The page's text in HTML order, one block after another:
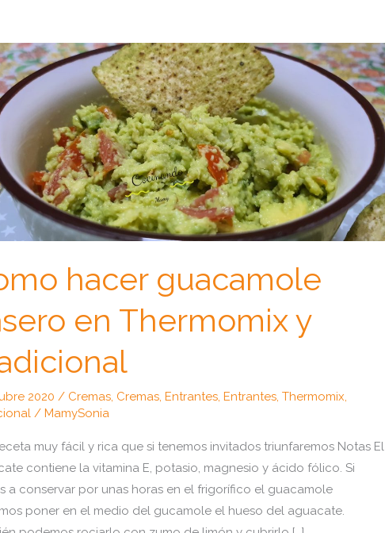
hacer guacamole
en Thermomix y
2020/ Cremas, Cremas, Entrantes, Entrantes,Thermomix,
/ MamySonia
muy fácil y rica que si tenemos invitados triunfaremos Notas El
contiene la vitamina E, potasio, magnesio y ácido fólico. Si
a conservar por unas horas en el frigorífico el guacamole
poner en el medio del gucamole el hueso del aguacate.